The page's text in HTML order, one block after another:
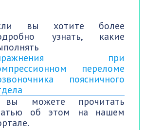
вы хотите более
узнать, какие
при
переломе
поясничного
можете прочитать
об этом на нашем